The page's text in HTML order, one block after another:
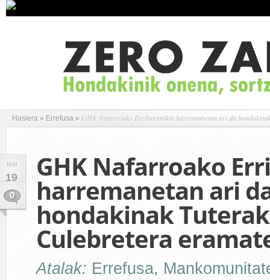
Hasiera » Errefusa » GHK Nafarroako Erriberarekin harremanetan ari da
MAI
19
0
GHK Nafarroako
harremanetan ari
hondakinak
Culebretera
Atalak: Errefusa,